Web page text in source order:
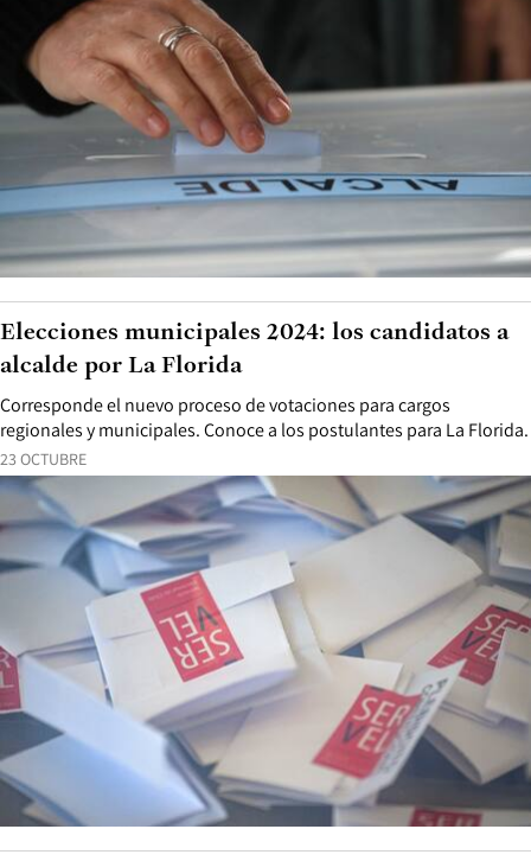
23 OCTUBRE
Corresponde el nuevo proceso de votaciones para cargos
regionales y municipales. Conoce a los postulantes para La Florida.
Elecciones municipales 2024: los candidatos a
alcalde por La Florida